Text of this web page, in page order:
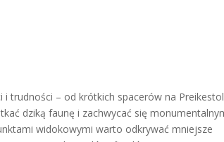
i trudności – od krótkich spacerów na
dziką faunę i zachwycać się
widokowymi warto odkrywać mniejsze